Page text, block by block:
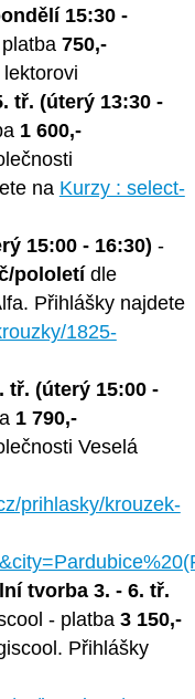
15:30 -
750,-
tř. (úterý 13:30 -
1 600,-
na Kurzy : select-
15:00 - 16:30) -
pololetídle
Přihlášky najdete
1825-
tř. (úterý 15:00 -
1 790,-
Veselá
prihlasky/krouzek-
tvorba 3. - 6. tř.
- platba 3 150,-
Přihlášky